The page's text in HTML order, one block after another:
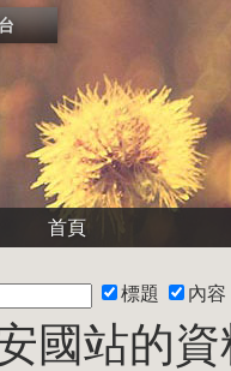
首頁
標題 內容
國站的